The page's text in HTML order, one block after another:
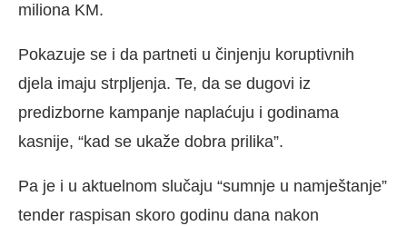
miliona KM.
Pokazuje se i da partneti u činjenju koruptivnih
djela imaju strpljenja. Te, da se dugovi iz
predizborne kampanje naplaćuju i godinama
kasnije, “kad se ukaže dobra prilika”.
Pa je i u aktuelnom slučaju “sumnje u namještanje”
tender raspisan skoro godinu dana nakon